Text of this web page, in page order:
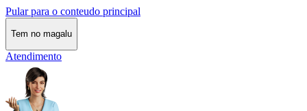
Pular para o conteudo principal
Tem no magalu
Atendimento